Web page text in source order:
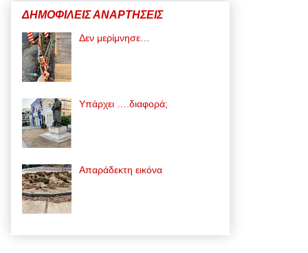
ΔΗΜΟΦΙΛΕΙΣ ΑΝΑΡΤΗΣΕΙΣ
Δεν μερίμνησε…
Υπάρχει ….διαφορά;
Απαράδεκτη εικόνα